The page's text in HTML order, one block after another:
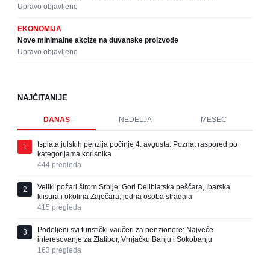
Upravo objavljeno
EKONOMIJA
Nove minimalne akcize na duvanske proizvode
Upravo objavljeno
NAJČITANIJE
DANAS NEDELJA MESEC
1
Isplata julskih penzija počinje 4. avgusta: Poznat raspored po
kategorijama korisnika
444 pregleda
2
Veliki požari širom Srbije: Gori Deliblatska peščara, Ibarska
klisura i okolina Zaječara, jedna osoba stradala
415 pregleda
3
Podeljeni svi turistički vaučeri za penzionere: Najveće
interesovanje za Zlatibor, Vrnjačku Banju i Sokobanju
163 pregleda